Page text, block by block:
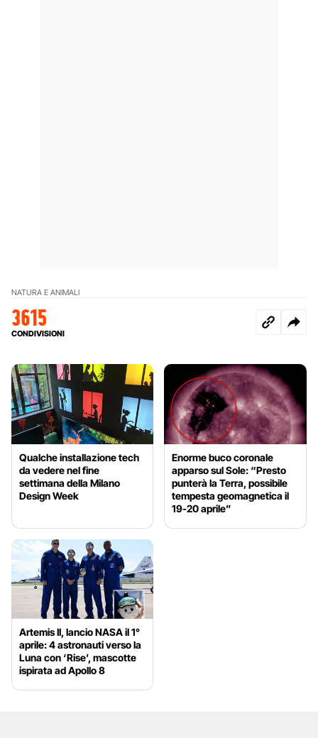
NATURA E ANIMALI
3615
CONDIVISIONI
Qualche installazione tech
da vedere nel fine
settimana della Milano
Design Week
Enorme buco coronale
apparso sul Sole: “Presto
punterà la Terra, possibile
tempesta geomagnetica il
19-20 aprile”
Artemis II, lancio NASA il 1°
aprile: 4 astronauti verso la
Luna con ‘Rise’, mascotte
ispirata ad Apollo 8